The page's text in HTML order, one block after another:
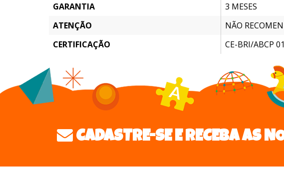
GARANTIA
3 MESES
ATENÇÃO
NÃO
CERTIFICAÇÃO
CE-BRI/ABCP
CADASTRE-SE E RECEBA AS